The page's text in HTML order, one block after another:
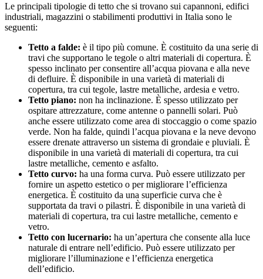
Le principali tipologie di tetto che si trovano sui capannoni, edifici
industriali, magazzini o stabilimenti produttivi in Italia sono le
seguenti:
Tetto a falde: è il tipo più comune. È costituito da una serie di
travi che supportano le tegole o altri materiali di copertura. È
spesso inclinato per consentire all’acqua piovana e alla neve
di defluire. È disponibile in una varietà di materiali di
copertura, tra cui tegole, lastre metalliche, ardesia e vetro.
Tetto piano: non ha inclinazione. È spesso utilizzato per
ospitare attrezzature, come antenne o pannelli solari. Può
anche essere utilizzato come area di stoccaggio o come spazio
verde. Non ha falde, quindi l’acqua piovana e la neve devono
essere drenate attraverso un sistema di grondaie e pluviali. È
disponibile in una varietà di materiali di copertura, tra cui
lastre metalliche, cemento e asfalto.
Tetto curvo: ha una forma curva. Può essere utilizzato per
fornire un aspetto estetico o per migliorare l’efficienza
energetica. È costituito da una superficie curva che è
supportata da travi o pilastri. È disponibile in una varietà di
materiali di copertura, tra cui lastre metalliche, cemento e
vetro.
Tetto con lucernario: ha un’apertura che consente alla luce
naturale di entrare nell’edificio. Può essere utilizzato per
migliorare l’illuminazione e l’efficienza energetica
dell’edificio.